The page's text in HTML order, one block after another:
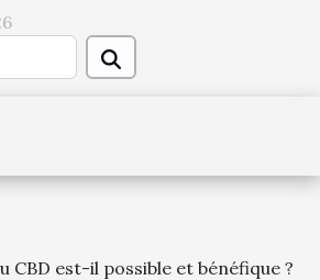
CBD est-il possible et bénéfique ?